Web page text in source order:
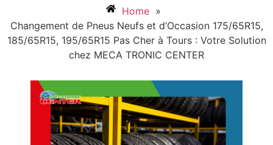
Home »
Changement de Pneus Neufs et d’Occasion 175/65R15,
185/65R15, 195/65R15 Pas Cher à Tours : Votre Solution
chez MECA TRONIC CENTER